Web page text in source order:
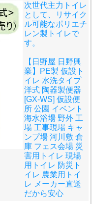
次世代主力トイレ
として、リサイク
ル可能なポリエチ
レン製トイレで
す。
【日野屋 日野興
業】PE製 仮設ト
イレ 水洗タイプ
洋式 陶器製便器
[GX-WS] 仮設便
所 公園 イベント
海水浴場 野外 工
場 工事現場 キャ
ンプ場 河川敷 倉
庫 フェス会場 災
害用トイレ 現場
用トイレ 防災ト
イレ 農業用トイ
レ メーカー直送
だから安心